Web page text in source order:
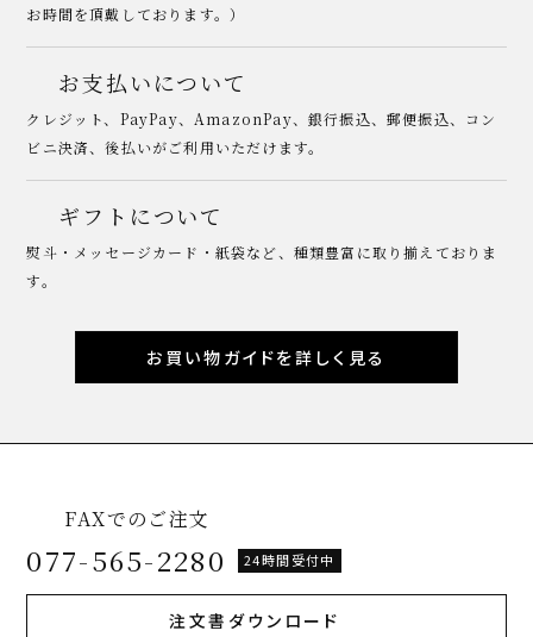
お時間を頂戴しております。）
お支払いについて
クレジット、PayPay、AmazonPay、銀行振込、郵便振込、コン
ビニ決済、後払いがご利用いただけます。
ギフトについて
熨斗・メッセージカード・紙袋など、種類豊富に取り揃えておりま
す。
お買い物ガイドを詳しく見る
FAXでのご注文
077-565-2280 24時間受付中
注文書ダウンロード